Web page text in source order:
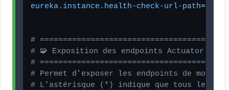
eureka.instance.health-check-url-path=/
#
# 🧩 Exposition des endpoints Actuator
#
# Permet d’exposer les endpoints de
# L’astérisque (*) indique que tous les